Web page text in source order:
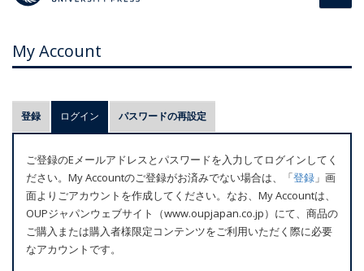
My Account
プ
ラ
マ
リ
ー
タ
ブ
登録 ログイン (アクティブなタブ)
パスワードの再設定
ご登録のEメールアドレスとパスワードを入力してログインしてく
ださい。My Accountのご登録がお済みでない場合は、「登録 」画
面よりごアカウントを作成してください。なお、My Accountは、
OUPジャパンウェブサイト（www.oupjapan.co.jp）にて、商品の
ご購入または購入者様限定コンテンツをご利用いただく際に必要
なアカウントです。